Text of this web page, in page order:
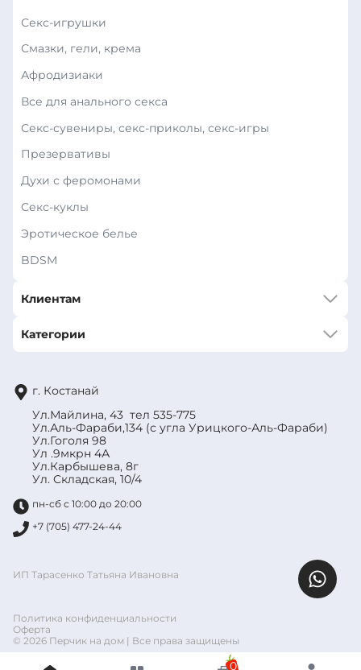
Секс-игрушки
Смазки, гели, крема
Афродизиаки
Все для анального секса
Секс-сувениры, секс-приколы, секс-игры
Презервативы
Духи с феромонами
Секс-куклы
Эротическое белье
BDSM
Клиентам
Категории
г. Костанай
Ул.Майлина, 43 тел 535-775
Ул.Аль-Фараби,134 (с угла Урицкого-Аль-Фараби)
Ул.Гоголя 98
Ул .9мкрн 4А
Ул.Карбышева, 8г
Ул. Складская, 10/4
пн-сб с 10:00 до 20:00
+7 (705) 477-24-44
ИП Тарасенко Татьяна Ивановна
Политика конфиденциальности
Оферта
© 2026 Перчик на дом | Все права защищены
0